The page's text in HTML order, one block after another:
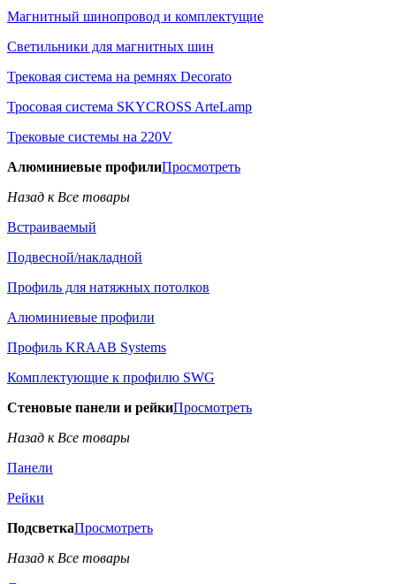
Магнитный шинопровод и комплектущие
Светильники для магнитных шин
Трековая система на ремнях Decorato
Тросовая система SKYCROSS ArteLamp
Трековые системы на 220V
Алюминиевые профилиПросмотреть
Назад к Все товары
Встраиваемый
Подвесной/накладной
Профиль для натяжных потолков
Алюминиевые профили
Профиль KRAAB Systems
Комплектующие к профилю SWG
Стеновые панели и рейкиПросмотреть
Назад к Все товары
Панели
Рейки
ПодсветкаПросмотреть
Назад к Все товары